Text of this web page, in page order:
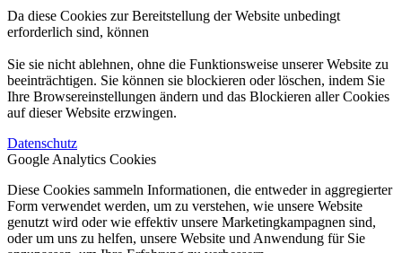
Da diese Cookies zur Bereitstellung der Website unbedingt
erforderlich sind, können
Sie sie nicht ablehnen, ohne die Funktionsweise unserer Website zu
beeinträchtigen. Sie können sie blockieren oder löschen, indem Sie
Ihre Browsereinstellungen ändern und das Blockieren aller Cookies
auf dieser Website erzwingen.
Datenschutz
Google Analytics Cookies
Diese Cookies sammeln Informationen, die entweder in aggregierter
Form verwendet werden, um zu verstehen, wie unsere Website
genutzt wird oder wie effektiv unsere Marketingkampagnen sind,
oder um uns zu helfen, unsere Website und Anwendung für Sie